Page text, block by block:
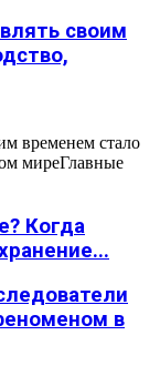
своим
временем стало
миреГлавные
Когда
в